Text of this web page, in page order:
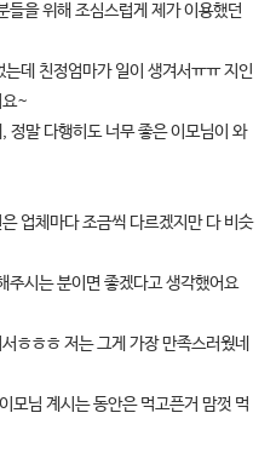
을 위해 조심스럽게 제가 이용했던
데 친정엄마가 일이 생겨서ㅠㅠ 지인
요~
정말 다행히도 너무 좋은 이모님이 와
업체마다 조금씩 다르겠지만 다 비슷
주시는 분이면 좋겠다고 생각했어요
ㅎㅎㅎ 저는 그게 가장 만족스러웠네
모님 계시는 동안은 먹고픈거 맘껏 먹